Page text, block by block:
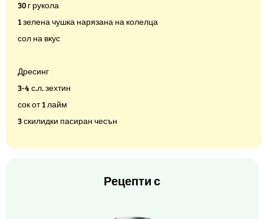
30 г рукола
1 зелена чушка нарязана на колелца
сол на вкус
Дресинг
3-4 с.л. зехтин
сок от 1 лайм
3 скилидки пасиран чесън
Рецепти с